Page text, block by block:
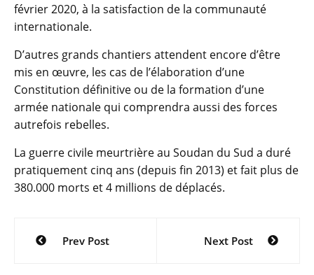
février 2020, à la satisfaction de la communauté
internationale.
D’autres grands chantiers attendent encore d’être
mis en œuvre, les cas de l’élaboration d’une
Constitution définitive ou de la formation d’une
armée nationale qui comprendra aussi des forces
autrefois rebelles.
La guerre civile meurtrière au Soudan du Sud a duré
pratiquement cinq ans (depuis fin 2013) et fait plus de
380.000 morts et 4 millions de déplacés.
Navigation
Prev Post Next Post